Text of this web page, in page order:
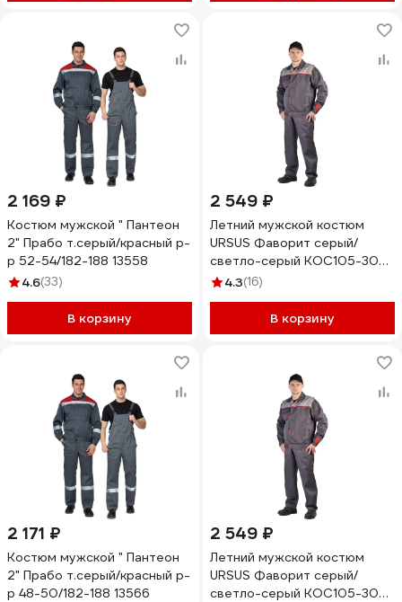
2 169 ₽
Костюм мужской " Пантеон
2" Прабо т.серый/красный р-
р 52-54/182-188 13558
4.6(33)
В корзину
2 549 ₽
Летний мужской костюм
URSUS Фаворит серый/
светло-серый КОС105-308;
52-54, 170-176
4.3(16)
В корзину
2 171 ₽
Костюм мужской " Пантеон
2" Прабо т.серый/красный р-
р 48-50/182-188 13566
2 549 ₽
Летний мужской костюм
URSUS Фаворит серый/
светло-серый КОС105-308;